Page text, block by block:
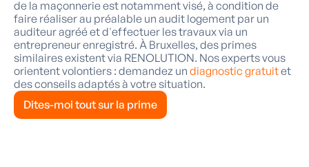
de la maçonnerie est notamment visé, à condition de
faire réaliser au préalable un audit logement par un
auditeur agréé et d'effectuer les travaux via un
entrepreneur enregistré. À Bruxelles, des primes
similaires existent via RENOLUTION. Nos experts vous
orientent volontiers : demandez un diagnostic gratuitet
des conseils adaptés à votre situation.
Dites-moi tout sur la prime